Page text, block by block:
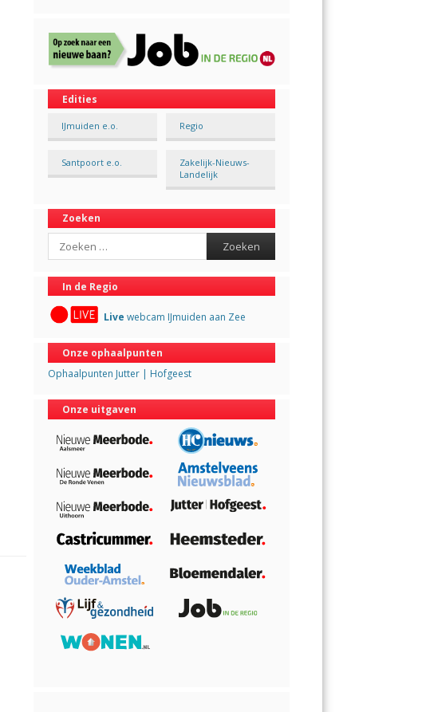
Edities
IJmuiden e.o. Regio
Santpoort e.o.
Zakelijk-Nieuws-
Landelijk
Zoeken
Search
In de Regio
Live webcam IJmuiden aan Zee
Onze ophaalpunten
Ophaalpunten Jutter | Hofgeest
Onze uitgaven